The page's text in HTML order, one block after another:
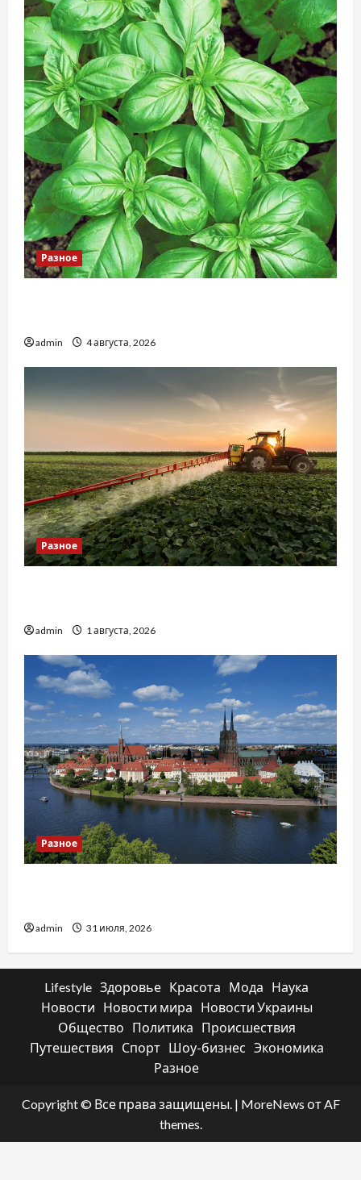
Разное
admin 4 августа, 2026
Разное
admin 1 августа, 2026
Разное
admin 31 июля, 2026
Lifestyle Здоровье Красота Мода
Наука
Новости
Новости мира
Новости Украины
Общество
Политика
Происшествия
Путешествия
Спорт Шоу-бизнес Экономика
Разное
Copyright © Все права защищены. | MoreNews от AF
themes.